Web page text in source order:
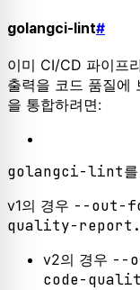
golangci-lint#
이미 CI/CD 파이프
출력을 코드 품질에
을 통합하려면:
golangci-lint
v1의 경우 --out-
quality-
v2의 경우 --
code-